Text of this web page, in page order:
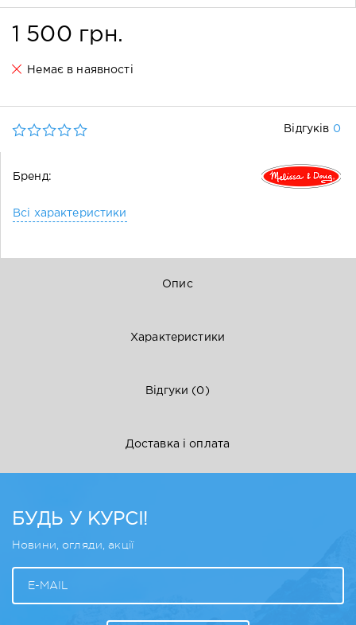
1 500 грн.
Немає в наявності
Відгуків 0
Бренд:
Всі характеристики
Опис
Характеристики
Відгуки (0)
Доставка і оплата
БУДЬ У КУРСІ!
Новини, огляди, акції